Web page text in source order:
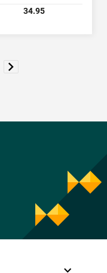
34.95